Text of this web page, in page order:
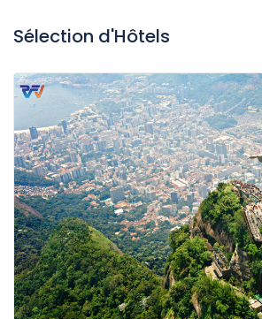
Sélection d'Hôtels